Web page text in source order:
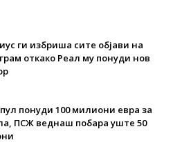
ги избриша сите објави на
откако Реал му понуди нов
понуди 100 милиони евра за
ПСЖ веднаш побара уште 50